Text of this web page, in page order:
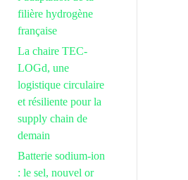
filière hydrogène
française
La chaire TEC-
LOGd, une
logistique circulaire
et résiliente pour la
supply chain de
demain
Batterie sodium-ion
: le sel, nouvel or